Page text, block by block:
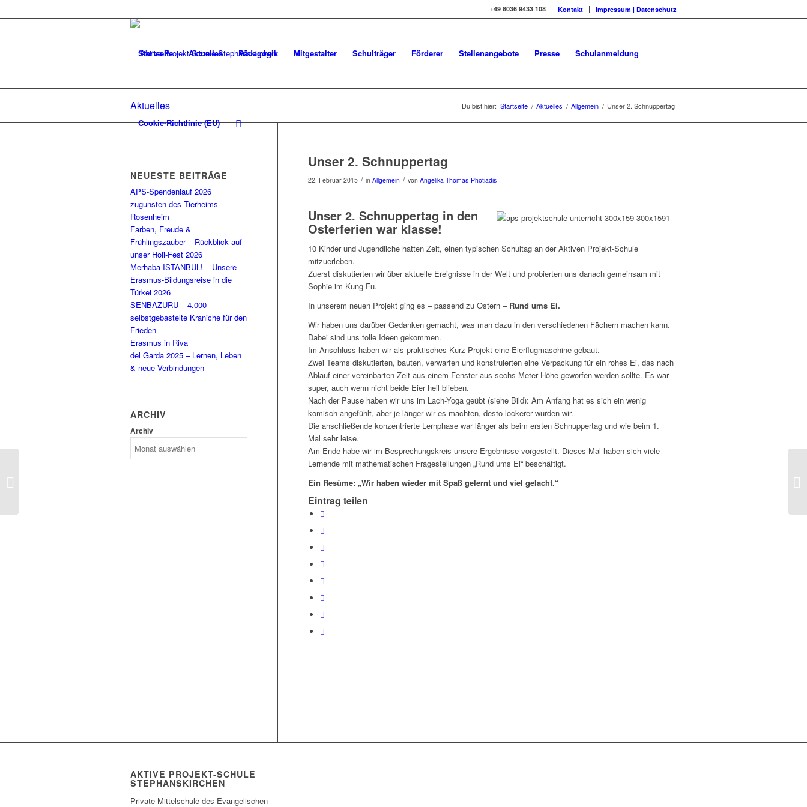
Kontakt Impressum | Datenschutz
+49 8036 9433 108
Startseite Aktuelles Pädagogik Mitgestalter Schulträger Förderer Stellenangebote Presse Schulanmeldung
Cookie-Richtlinie (EU)
Aktuelles Du bist hier: Startseite / Aktuelles / Allgemein / Unser 2. Schnuppertag
Unser 2. Schnuppertag
22. Februar 2015 / in Allgemein / von Angelika Thomas-Photiadis
Unser 2. Schnuppertag in den
Osterferien war klasse!
10 Kinder und Jugendliche hatten Zeit, einen typischen Schultag an der Aktiven Projekt-Schule
mitzuerleben.
Zuerst diskutierten wir über aktuelle Ereignisse in der Welt und probierten uns danach gemeinsam mit
Sophie im Kung Fu.
In unserem neuen Projekt ging es – passend zu Ostern – Rund ums Ei.
Wir haben uns darüber Gedanken gemacht, was man dazu in den verschiedenen Fächern machen kann.
Dabei sind uns tolle Ideen gekommen.
Im Anschluss haben wir als praktisches Kurz-Projekt eine Eierflugmaschine gebaut.
Zwei Teams diskutierten, bauten, verwarfen und konstruierten eine Verpackung für ein rohes Ei, das nach
Ablauf einer vereinbarten Zeit aus einem Fenster aus sechs Meter Höhe geworfen werden sollte. Es war
super, auch wenn nicht beide Eier heil blieben.
Nach der Pause haben wir uns im Lach-Yoga geübt (siehe Bild): Am Anfang hat es sich ein wenig
komisch angefühlt, aber je länger wir es machten, desto lockerer wurden wir.
Die anschließende konzentrierte Lernphase war länger als beim ersten Schnuppertag und wie beim 1.
Mal sehr leise.
Am Ende habe wir im Besprechungskreis unsere Ergebnisse vorgestellt. Dieses Mal haben sich viele
Lernende mit mathematischen Fragestellungen „Rund ums Ei“ beschäftigt.
Ein Resüme: „Wir haben wieder mit Spaß gelernt und viel gelacht.“
Eintrag teilen
NEUESTE BEITRÄGE
APS-Spendenlauf 2026
zugunsten des Tierheims
Rosenheim
Farben, Freude &
Frühlingszauber – Rückblick auf
unser Holi-Fest 2026
Merhaba ISTANBUL! – Unsere
Erasmus-Bildungsreise in die
Türkei 2026
SENBAZURU – 4.000
selbstgebastelte Kraniche für den
Frieden
Erasmus in Riva
del Garda 2025 – Lernen, Leben
& neue Verbindungen
ARCHIV
Archiv
AKTIVE PROJEKT-SCHULE
STEPHANSKIRCHEN
Private Mittelschule des Evangelischen